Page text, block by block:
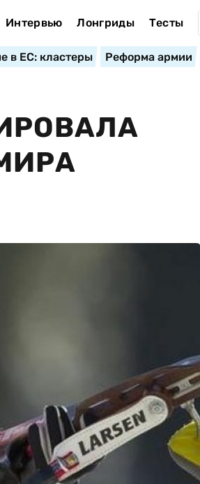
Интервью Лонгриды Тесты
в ЕС: кластеры Реформа армии